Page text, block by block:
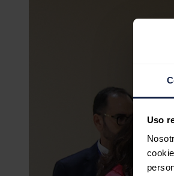
Uso